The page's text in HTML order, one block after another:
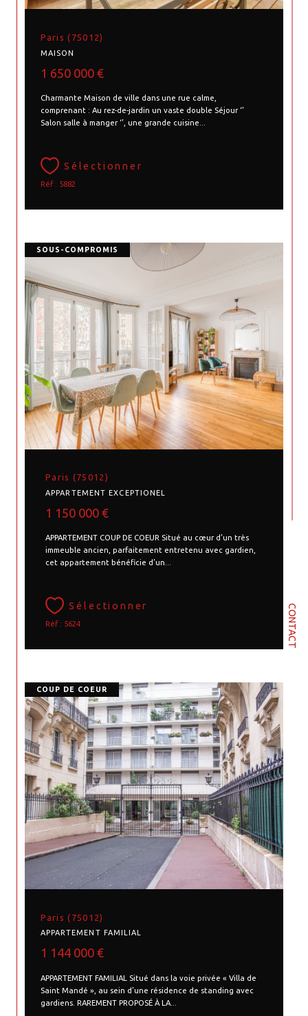
CONTACT
Paris (75012)
MAISON
1 650 000 €
Charmante Maison de ville dans une rue calme,
comprenant : Au rez-de-jardin un vaste double Séjour ‘’
Salon salle à manger ‘’, une grande cuisine...
Sélectionner
Réf : 5882
Paris (75012)
APPARTEMENT EXCEPTIONEL
1 150 000 €
APPARTEMENT COUP DE COEUR Situé au cœur d’un très
immeuble ancien, parfaitement entretenu avec gardien,
cet appartement bénéficie d’un...
Sélectionner
Réf : 5624
SOUS-COMPROMIS
Paris (75012)
APPARTEMENT FAMILIAL
1 144 000 €
APPARTEMENT FAMILIAL Situé dans la voie privée « Villa de
Saint Mandé », au sein d’une résidence de standing avec
gardiens. RAREMENT PROPOSÉ À LA...
COUP DE COEUR